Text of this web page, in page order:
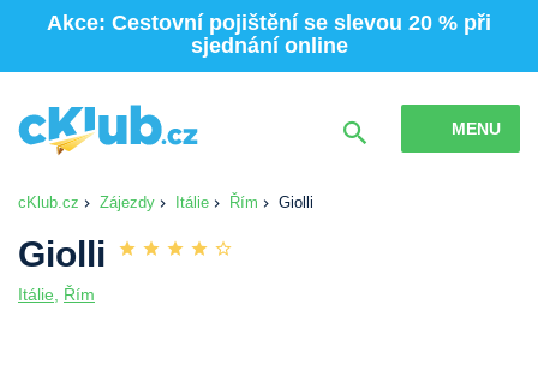
Akce: Cestovní pojištění se slevou 20 % při
sjednání online
MENU
cKlub.cz Zájezdy Itálie Řím Giolli
Giolli
Itálie Řím